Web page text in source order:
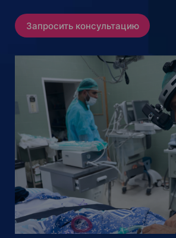
Запросить консультацию